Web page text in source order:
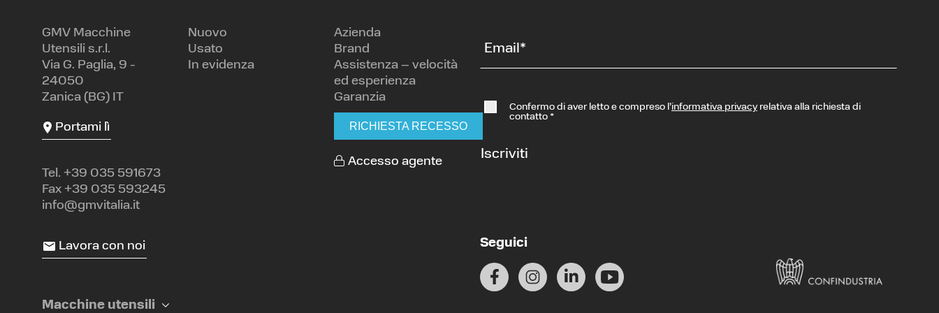
GMV Macchine
Utensili s.r.l.
Via G. Paglia, 9 -
24050
Zanica (BG) IT
Portami lì
Tel. +39 035 591673
Fax +39 035 593245
info@gmvitalia.it
Lavora con noi
Nuovo
Usato
In evidenza
Azienda
Brand
Assistenza – velocità
ed esperienza
Garanzia
RICHIESTA RECESSO
Accesso agente
Email*
Confermo di aver letto e compreso l’informativa privacyrelativa alla richiesta di
contatto *
Iscriviti
Seguici
Macchine utensili